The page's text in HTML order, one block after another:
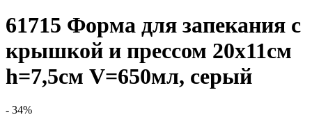
61715 Форма для запекания с
крышкой и прессом 20х11см
h=7,5см V=650мл, серый
- 34%